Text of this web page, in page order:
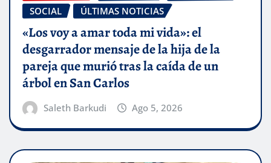
SOCIAL
ÚLTIMAS NOTICIAS
«Los voy a amar toda mi vida»: el
desgarrador mensaje de la hija de la
pareja que murió tras la caída de un
árbol en San Carlos
Saleth Barkudi Ago 5, 2026